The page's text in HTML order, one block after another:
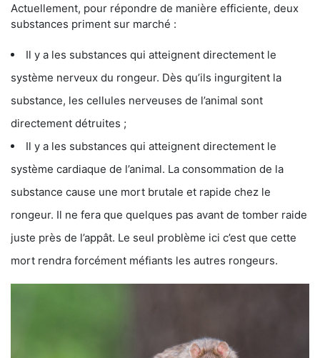
Actuellement, pour répondre de manière efficiente, deux
substances priment sur marché :
Il y a les substances qui atteignent directement le
système nerveux du rongeur. Dès qu’ils ingurgitent la
substance, les cellules nerveuses de l’animal sont
directement détruites ;
Il y a les substances qui atteignent directement le
système cardiaque de l’animal. La consommation de la
substance cause une mort brutale et rapide chez le
rongeur. Il ne fera que quelques pas avant de tomber raide
juste près de l’appât. Le seul problème ici c’est que cette
mort rendra forcément méfiants les autres rongeurs.